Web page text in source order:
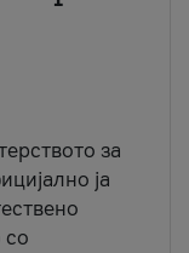
за
ја
со